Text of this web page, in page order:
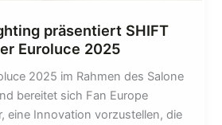
präsentiert SHIFT
Euroluce 2025
2025 im Rahmen des Salone
bereitet sich Fan Europe
eine Innovation vorzustellen, die